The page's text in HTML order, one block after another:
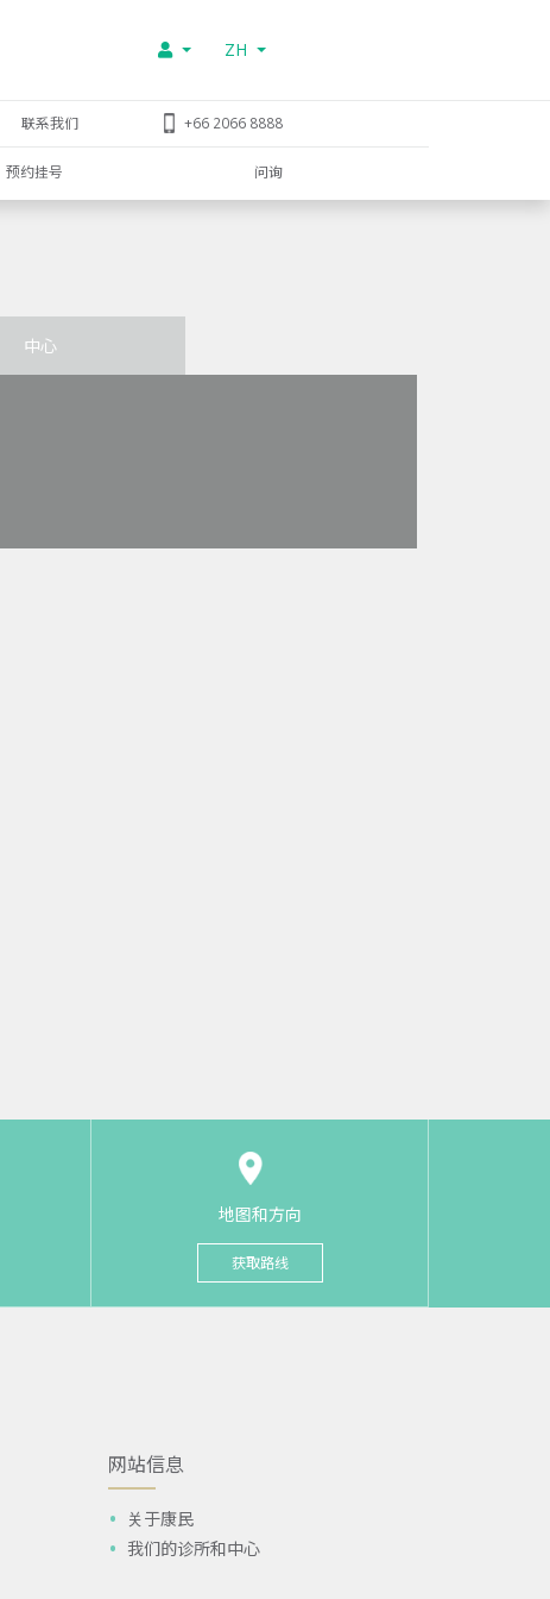
ZH
联系我们 +66 2066 8888
预约挂号 问询
中心
地图和方向
获取路线
网站信息
关于康民
我们的诊所和中心